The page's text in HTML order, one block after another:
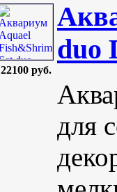
22100 руб.
duo
для